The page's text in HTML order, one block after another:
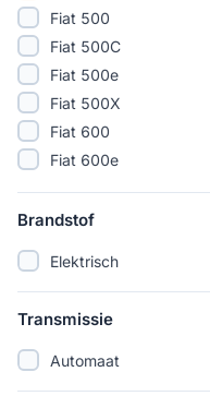
Fiat 500
Fiat 500C
Fiat 500e
Fiat 500X
Fiat 600
Fiat 600e
Fiat Doblò
Fiat e-Scudo
Fiat Panda
Brandstof
Elektrisch
Transmissie
Automaat